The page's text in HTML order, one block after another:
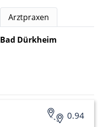
Arztpraxen
Bad Dürkheim
0.94